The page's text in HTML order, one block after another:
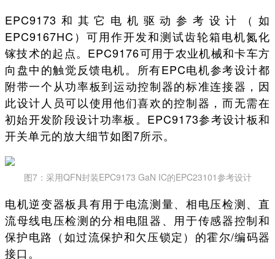
EPC9173和其它电机驱动参考设计（如
EPC9167HC）可用作开发和测试齿轮箱电机氮化
镓技术的起点。EPC9176可用于农业机械和卡车方
向盘中的触觉反馈电机。所有EPC电机参考设计都
附带一个从功率板到运动控制器的标准连接器，因
此设计人员可以使用他们喜欢的控制器，而无需在
初始开发阶段设计功率板。EPC9173参考设计板和
开关单元的放大细节如图7所示。
图7：采用QFN封装EPC9173 GaN IC的EPC23101参考设计
电机逆变器板具有用于电流测量、相电压检测、直
流母线电压检测的分相电阻器、用于传感器控制和
保护电路（如过流保护和欠压锁定）的霍尔/编码器
接口。